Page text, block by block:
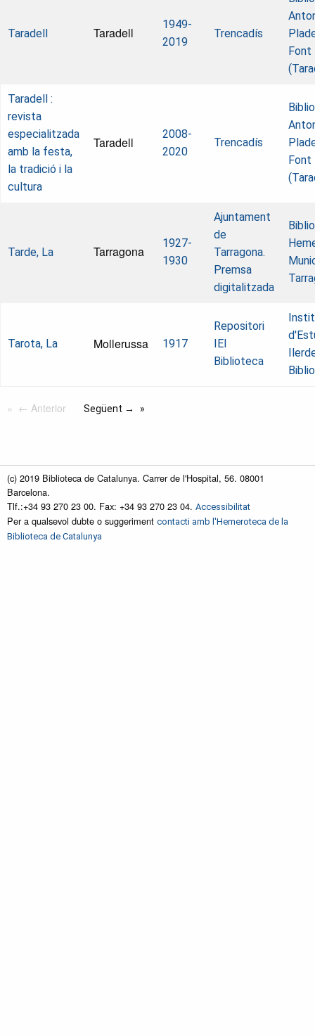
Taradell Taradell
1949-
2019
Trencadís
Font
Taradell :
revista
especialitzada
amb la festa,
la tradició i la
cultura
Taradell
2008-
2020
Trencadís
Font
Tarde, La Tarragona
1927-
1930
Ajuntament
de
Tarragona.
Premsa
digitalitzada
Tarota, La Mollerussa 1917
Repositori
IEI
Biblioteca
← Anterior Següent →
(c) 2019 Biblioteca de Catalunya. Carrer de l'Hospital, 56. 08001
Barcelona.
Tlf.:+34 93 270 23 00. Fax: +34 93 270 23 04. Accessibilitat
Per a qualsevol dubte o suggeriment contacti amb l'Hemeroteca de la
Biblioteca de Catalunya